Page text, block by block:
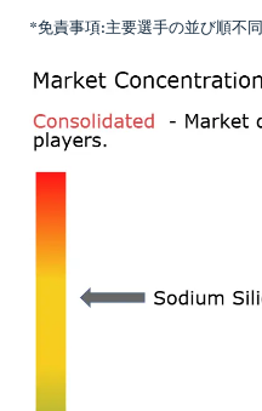
*免責事項:主要選手の並び順不同